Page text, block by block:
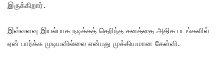
இருக்கிறார்.
இவ்வளவு இயல்பாக நடிக்கத் தெரிந்த சனத்தை அதிக படங்களில்
ஏன் பார்க்க முடியவில்லை என்பது முக்கியமான கேள்வி.